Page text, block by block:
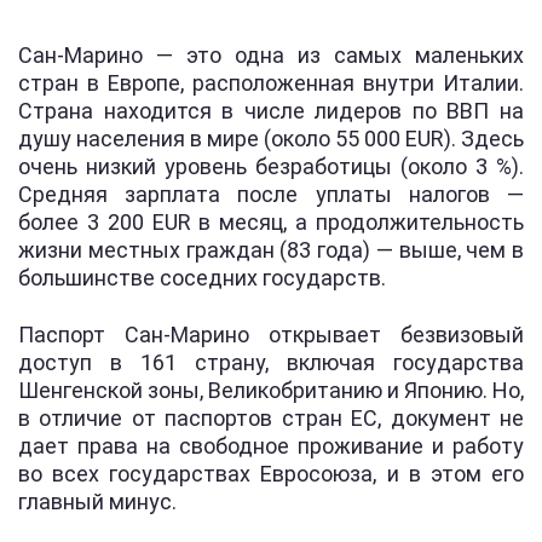
Сан-Марино — это одна из самых маленьких
стран в Европе, расположенная внутри Италии.
Страна находится в числе лидеров по ВВП на
душу населения в мире (около 55 000 EUR). Здесь
очень низкий уровень безработицы (около 3 %).
Средняя зарплата после уплаты налогов —
более 3 200 EUR в месяц, а продолжительность
жизни местных граждан (83 года) — выше, чем в
большинстве соседних государств.
Паспорт Сан-Марино открывает безвизовый
доступ в 161 страну, включая государства
Шенгенской зоны, Великобританию и Японию. Но,
в отличие от паспортов стран ЕС, документ не
дает права на свободное проживание и работу
во всех государствах Евросоюза, и в этом его
главный минус.